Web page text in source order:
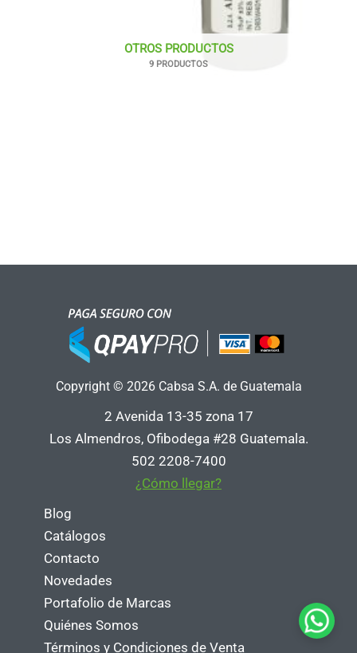
OTROS PRODUCTOS
9 PRODUCTOS
Copyright © 2026 Cabsa S.A. de Guatemala
2 Avenida 13-35 zona 17
Los Almendros, Ofibodega #28 Guatemala.
502 2208-7400
¿Cómo llegar?
Blog
Catálogos
Contacto
Novedades
Portafolio de Marcas
Quiénes Somos
Términos y Condiciones de Venta